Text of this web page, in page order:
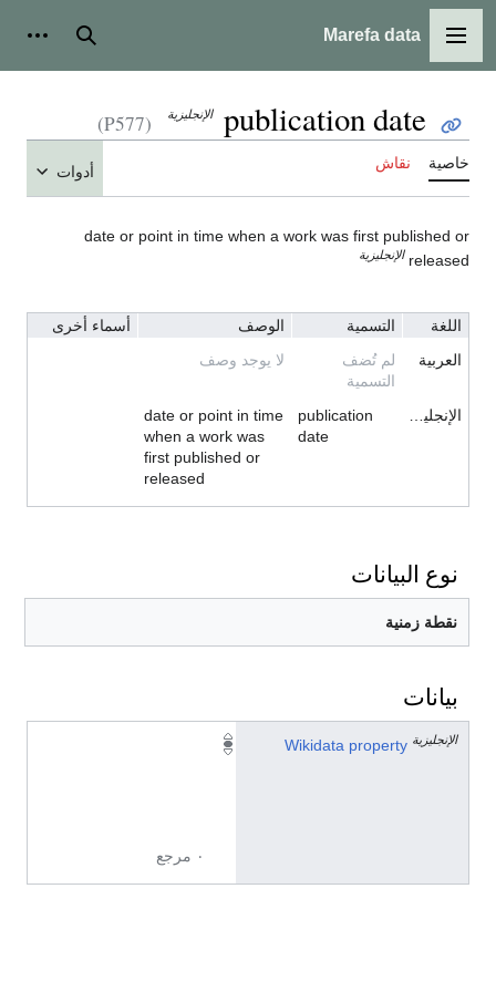
القائمة الرئيسية
Marefa data بحث
publication date الإنجليزية (P577)
خاصية نقاش أدوات
date or point in time when a work was first published or
released الإنجليزية
اللغة التسمية الوصف
أسماء أخرى
العربية
لم تُضف
التسمية
لا يوجد وصف
الإنجليزية
publication
date
date or point in time
when a work was
first published or
released
نوع البيانات
نقطة زمنية
بيانات
Wikidata property الإنجليزية
٠ مرجع